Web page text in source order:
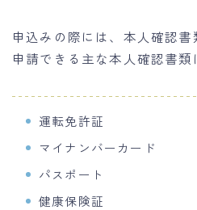
申込みの際には、本人確認書
申請できる主な本人確認書類
運転免許証
マイナンバーカード
パスポート
健康保険証